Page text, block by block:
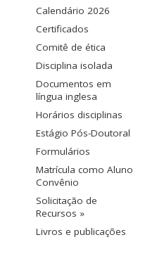
Calendário 2026
Certificados
Comitê de ética
Disciplina isolada
Documentos em
língua inglesa
Horários disciplinas
Estágio Pós-Doutoral
Formulários
Matrícula como Aluno
Convênio
Solicitação de
Recursos »
Livros e publicações